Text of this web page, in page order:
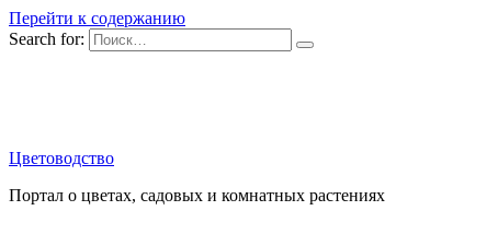
Перейти к содержанию
Search for:
Цветоводство
Портал о цветах, садовых и комнатных растениях